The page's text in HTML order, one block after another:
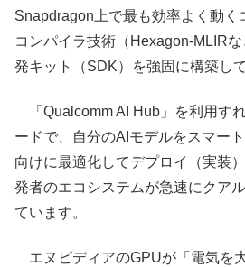
Snapdragon上で最も効率よく動く
コンパイラ技術（Hexagon-MLIR
発キット（SDK）を強固に構築して
「Qualcomm AI Hub」を利用す
ードで、自分のAIモデルをスマー
向けに最適化してデプロイ（実装
発者のエコシステムが急速にクア
ています。
エヌビディアのGPUが「電気を